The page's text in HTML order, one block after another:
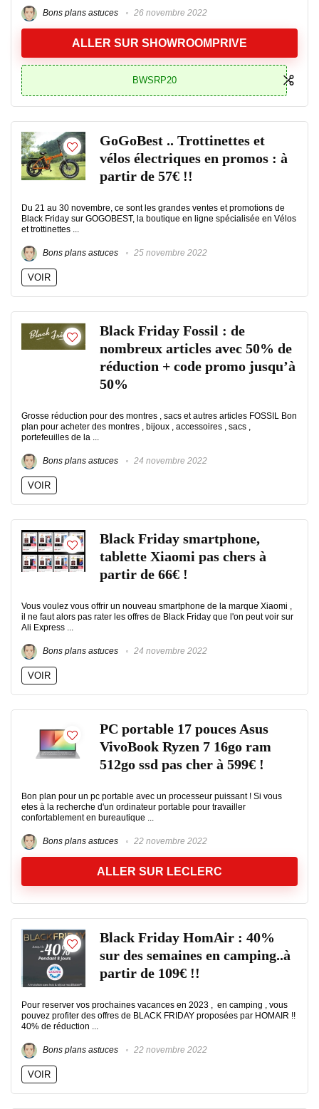
Bons plans astuces 26 novembre 2022
ALLER SUR SHOWROOMPRIVE
BWSRP20
GoGoBest .. Trottinettes et
vélos électriques en promos : à
partir de 57€ !!
Du 21 au 30 novembre, ce sont les grandes ventes et promotions de
Black Friday sur GOGOBEST, la boutique en ligne spécialisée en Vélos
et trottinettes ...
Bons plans astuces 25 novembre 2022
VOIR
Black Friday Fossil : de
nombreux articles avec 50% de
réduction + code promo jusqu’à
50%
Grosse réduction pour des montres , sacs et autres articles FOSSIL Bon
plan pour acheter des montres , bijoux , accessoires , sacs ,
portefeuilles de la ...
Bons plans astuces 24 novembre 2022
VOIR
Black Friday smartphone,
tablette Xiaomi pas chers à
partir de 66€ !
Vous voulez vous offrir un nouveau smartphone de la marque Xiaomi ,
il ne faut alors pas rater les offres de Black Friday que l'on peut voir sur
Ali Express ...
Bons plans astuces 24 novembre 2022
VOIR
PC portable 17 pouces Asus
VivoBook Ryzen 7 16go ram
512go ssd pas cher à 599€ !
Bon plan pour un pc portable avec un processeur puissant ! Si vous
etes à la recherche d'un ordinateur portable pour travailler
confortablement en bureautique ...
Bons plans astuces 22 novembre 2022
ALLER SUR LECLERC
Black Friday HomAir : 40%
sur des semaines en camping..à
partir de 109€ !!
Pour reserver vos prochaines vacances en 2023 , en camping , vous
pouvez profiter des offres de BLACK FRIDAY proposées par HOMAIR !!
40% de réduction ...
Bons plans astuces 22 novembre 2022
VOIR